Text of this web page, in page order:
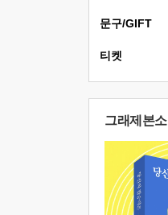
문구/GIFT
티켓
그래제본소